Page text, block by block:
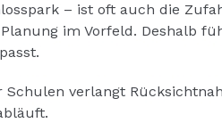
– ist oft auch die
im Vorfeld. Deshalb
verlangt